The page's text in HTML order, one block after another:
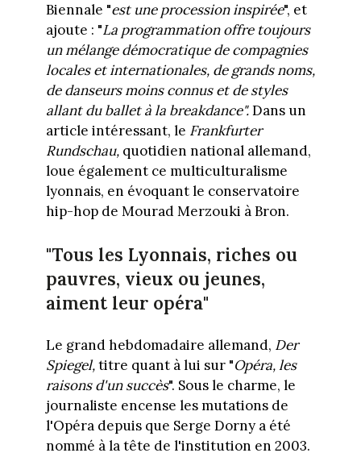
Biennale "est une procession inspirée", et
ajoute : "La programmation offre toujours
un mélange démocratique de compagnies
locales et internationales, de grands noms,
de danseurs moins connus et de styles
allant du ballet à la breakdance".Dans un
article intéressant, le Frankfurter
Rundschau,quotidien national allemand,
loue également ce multiculturalisme
lyonnais, en évoquant le conservatoire
hip-hop de Mourad Merzouki à Bron.
"Tous les Lyonnais, riches ou
pauvres, vieux ou jeunes,
aiment leur opéra"
Le grand hebdomadaire allemand, Der
Spiegel,titre quant à lui sur "Opéra, les
raisons d'un succès". Sous le charme, le
journaliste encense les mutations de
l'Opéra depuis que Serge Dorny a été
nommé à la tête de l'institution en 2003.